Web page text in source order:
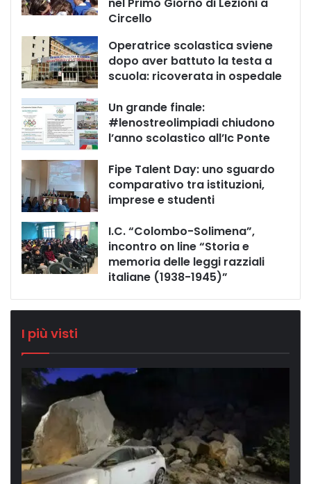
nel Primo Giorno di Lezioni a
Circello
Operatrice scolastica sviene
dopo aver battuto la testa a
scuola: ricoverata in ospedale
Un grande finale:
#lenostreolimpiadi chiudono
l’anno scolastico all’Ic Ponte
Fipe Talent Day: uno sguardo
comparativo tra istituzioni,
imprese e studenti
I.C. “Colombo-Solimena”,
incontro on line “Storia e
memoria delle leggi razziali
italiane (1938-1945)”
I più visti